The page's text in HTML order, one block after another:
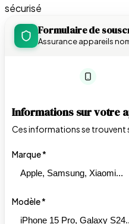
sécurisé
Formulaire de
Assurance appareils
Informations sur votre
Ces informations se trouvent
Marque *
Modèle *